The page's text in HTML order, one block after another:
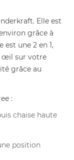
Elle est
grâce à
est une 2 en 1,
œil sur votre
grâce au
:
chaise haute
position